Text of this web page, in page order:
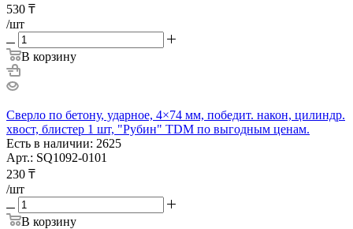
530 ₸
/шт
В корзину
Сверло по бетону, ударное, 4×74 мм, победит. након, цилиндр.
хвост, блистер 1 шт, "Рубин" TDM по выгодным ценам.
Есть в наличии: 2625
Арт.: SQ1092-0101
230 ₸
/шт
В корзину